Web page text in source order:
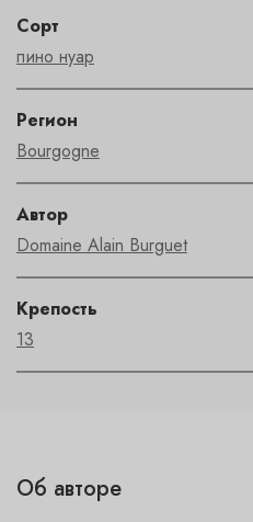
Сорт
пино нуар
Регион
Bourgogne
Автор
Domaine Alain Burguet
Крепость
13
Об авторе